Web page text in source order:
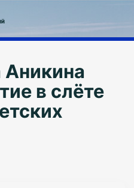
Аникина
в слёте